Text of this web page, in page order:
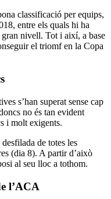
classificació per equips,
entre els quals hi ha
nivell. Tot i així, a base
el triomf en la Copa
s’han superat sense cap
no és tan evident
i molt exigents.
de totes les
(dia 8). A partir d’això
al seu lloc a tothom.
l’ACA